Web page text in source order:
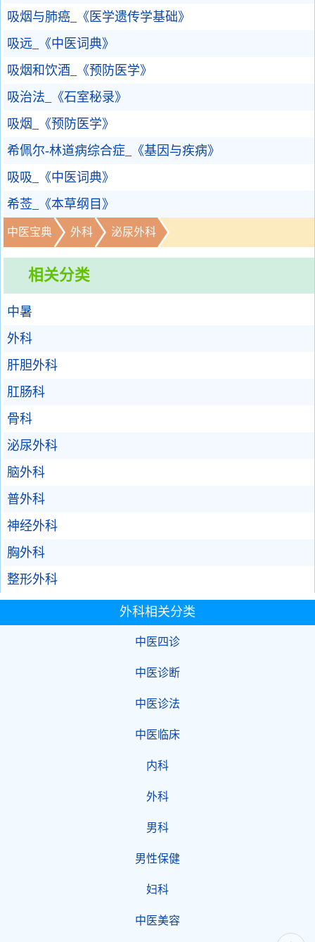
吸烟与肺癌_《医学遗传学基础》
吸远_《中医词典》
吸烟和饮酒_《预防医学》
吸治法_《石室秘录》
吸烟_《预防医学》
希佩尔-林道病综合症_《基因与疾病》
吸吸_《中医词典》
希莶_《本草纲目》
中医宝典 外科 泌尿外科
相关分类
中暑
外科
肝胆外科
肛肠科
骨科
泌尿外科
脑外科
普外科
神经外科
胸外科
整形外科
外科相关分类
中医四诊
中医诊断
中医诊法
中医临床
内科
外科
男科
男性保健
妇科
中医美容